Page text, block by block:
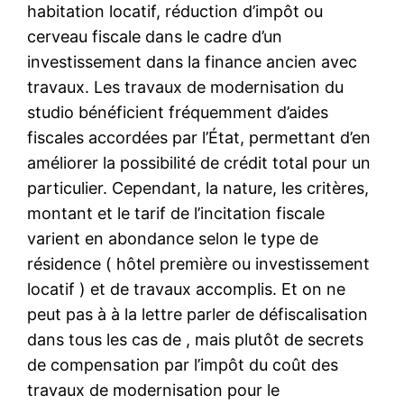
habitation locatif, réduction d’impôt ou
cerveau fiscale dans le cadre d’un
investissement dans la finance ancien avec
travaux. Les travaux de modernisation du
studio bénéficient fréquemment d’aides
fiscales accordées par l’État, permettant d’en
améliorer la possibilité de crédit total pour un
particulier. Cependant, la nature, les critères,
montant et le tarif de l’incitation fiscale
varient en abondance selon le type de
résidence ( hôtel première ou investissement
locatif ) et de travaux accomplis. Et on ne
peut pas à à la lettre parler de défiscalisation
dans tous les cas de , mais plutôt de secrets
de compensation par l’impôt du coût des
travaux de modernisation pour le